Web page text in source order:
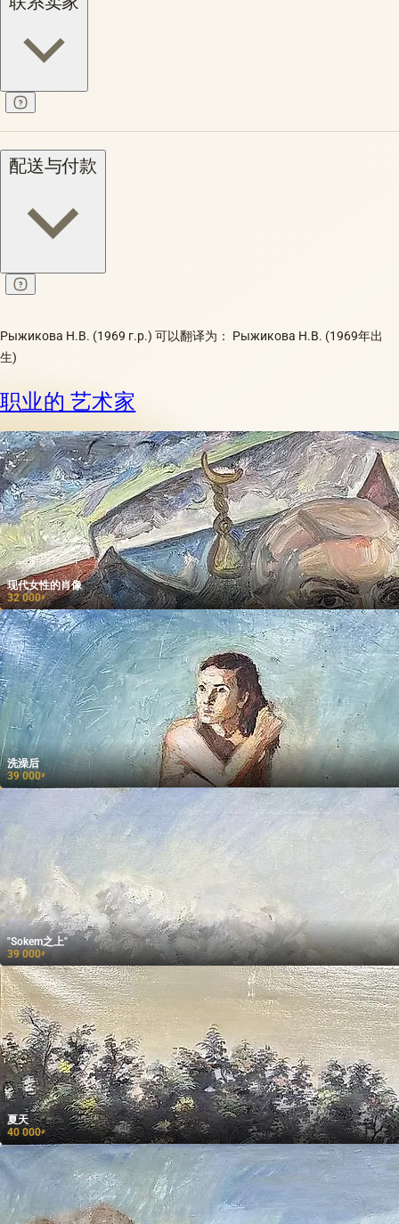
配送与付款
Рыжикова Н.В. (1969 г.р.) 可以翻译为： Рыжикова Н.В. (1969年出
生)
职业的 艺术家
现代女性的肖像
32 000₽
洗澡后
39 000₽
"Sokem之上"
39 000₽
夏天
40 000₽